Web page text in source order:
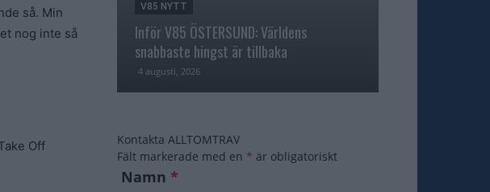
så. Min
nog inte så
Off
V85 NYTT
Inför V85 ÖSTERSUND: Världens
snabbaste hingst är tillbaka
4 augusti, 2026
Kontakta ALLTOMTRAV
Fält markerade med en * är obligatoriskt
Namn *